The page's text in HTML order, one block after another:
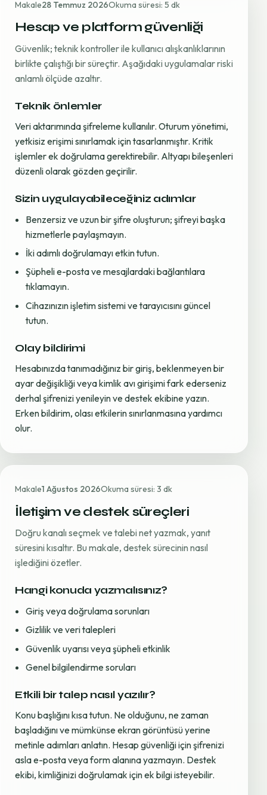
Makale28 Temmuz 2026Okuma süresi: 5 dk
Hesap ve platform güvenliği
Güvenlik; teknik kontroller ile kullanıcı alışkanlıklarının
birlikte çalıştığı bir süreçtir. Aşağıdaki uygulamalar riski
anlamlı ölçüde azaltır.
Teknik önlemler
Veri aktarımında şifreleme kullanılır. Oturum yönetimi,
yetkisiz erişimi sınırlamak için tasarlanmıştır. Kritik
işlemler ek doğrulama gerektirebilir. Altyapı bileşenleri
düzenli olarak gözden geçirilir.
Sizin uygulayabileceğiniz adımlar
Benzersiz ve uzun bir şifre oluşturun; şifreyi başka
hizmetlerle paylaşmayın.
İki adımlı doğrulamayı etkin tutun.
Şüpheli e-posta ve mesajlardaki bağlantılara
tıklamayın.
Cihazınızın işletim sistemi ve tarayıcısını güncel
tutun.
Olay bildirimi
Hesabınızda tanımadığınız bir giriş, beklenmeyen bir
ayar değişikliği veya kimlik avı girişimi fark ederseniz
derhal şifrenizi yenileyin ve destek ekibine yazın.
Erken bildirim, olası etkilerin sınırlanmasına yardımcı
olur.
Makale1 Ağustos 2026Okuma süresi: 3 dk
İletişim ve destek süreçleri
Doğru kanalı seçmek ve talebi net yazmak, yanıt
süresini kısaltır. Bu makale, destek sürecinin nasıl
işlediğini özetler.
Hangi konuda yazmalısınız?
Giriş veya doğrulama sorunları
Gizlilik ve veri talepleri
Güvenlik uyarısı veya şüpheli etkinlik
Genel bilgilendirme soruları
Etkili bir talep nasıl yazılır?
Konu başlığını kısa tutun. Ne olduğunu, ne zaman
başladığını ve mümkünse ekran görüntüsü yerine
metinle adımları anlatın. Hesap güvenliği için şifrenizi
asla e-posta veya form alanına yazmayın. Destek
ekibi, kimliğinizi doğrulamak için ek bilgi isteyebilir.